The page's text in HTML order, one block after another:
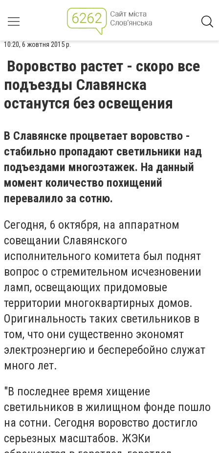
10:20, 6 жовтня 2015 р.
Воровство растет - скоро все
подъезды Славянска
останутся без освещения
В Славянске процветает воровство -
стабильно пропадают светильники над
подъездами многоэтажек. На данный
момент количество похищений
перевалило за сотню.
Сегодня, 6 октября, на аппаратном
совещании Славянского
исполнительного комитета был поднят
вопрос о стремительном исчезновении
ламп, освещающих придомовые
территории многоквартирных домов.
Оригинальность таких светильников в
том, что они существенно экономят
электроэнергию и бесперебойно служат
много лет.
"В последнее время хищение
светильников в жилищном фонде пошло
на сотни. Сегодня воровство достигло
серьезных масштабов. ЖЭКи